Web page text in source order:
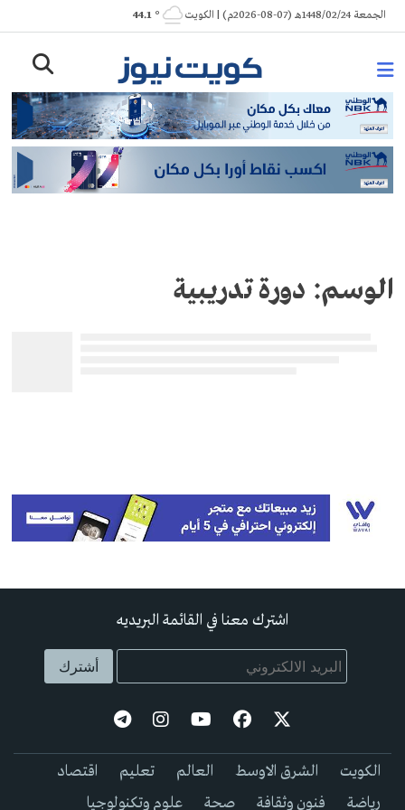
Skip
to
الجمعة 1448/02/24هـ (07-08-2026م) | الكويت ° 44.1
الوسم: دورة تدريبية
اشترك معنا في القائمة البريديه
الكويت الشرق الاوسط العالم تعليم
اقتصاد
رياضة
فنون وثقافة صحة علوم وتكنولوجيا